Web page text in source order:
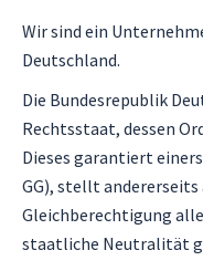
Wir sind ein
Deutschland.
Die Bundesrepublik
Rechtsstaat, dessen
Dieses garantiert
GG), stellt andererseits
Gleichberechtigung
staatliche Neutralität